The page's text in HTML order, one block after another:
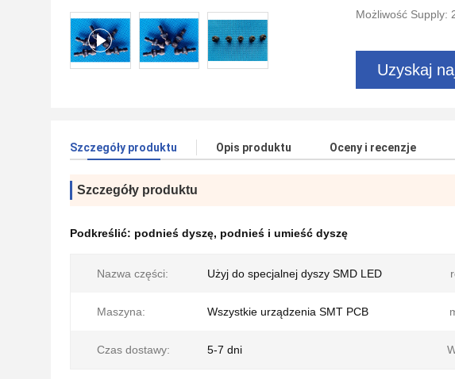
Możliwość Supply:
Uzyskaj
Szczegóły produktu Opis produktu Oceny i recenzje
Szczegóły produktu
Podkreślić: podnieś dyszę, podnieś i umieść dyszę
Nazwa części: Użyj do specjalnej dyszy SMD LED
Maszyna: Wszystkie urządzenia SMT PCB
Czas dostawy: 5-7 dni